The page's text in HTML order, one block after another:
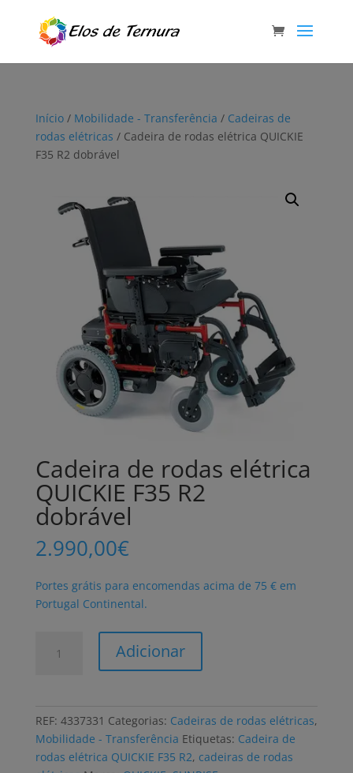
Início/ Mobilidade - Transferência / Cadeiras de
rodas elétricas / Cadeira de rodas elétrica QUICKIE
F35 R2 dobrável
Cadeira de rodas elétrica
QUICKIE F35 R2
dobrável
2.990,00€
Portes grátis para encomendas acima de 75 € em
Portugal Continental.
elétrica
QUICKIE
F35
Adicionar
REF: 4337331 Categorias: Cadeiras de rodas elétricas,
Mobilidade - Transferência Etiquetas: Cadeira de
rodas elétrica QUICKIE F35 R2, cadeiras de rodas